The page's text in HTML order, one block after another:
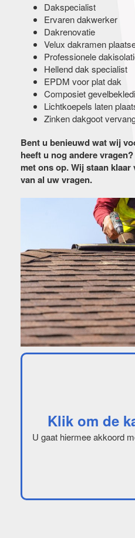
Dakspecialist
Ervaren dakwerker
Dakrenovatie
Velux dakramen
Professionele
Hellend dak specialist
EPDM voor plat dak
Composiet
Lichtkoepels laten
Zinken dakgoot
Bent u benieuwd wat wij
heeft u nog andere
met ons op. Wij staan
van al uw vragen.
Klik om de
U gaat hiermee akkoord